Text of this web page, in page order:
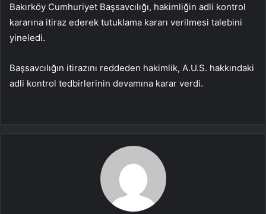
Bakırköy Cumhuriyet Başsavcılığı, hakimliğin adli kontrol
kararına itiraz ederek tutuklama kararı verilmesi talebini
yineledi.
Başsavcılığın itirazını reddeden hakimlik, A.U.S. hakkındaki
adli kontrol tedbirlerinin devamına karar verdi.